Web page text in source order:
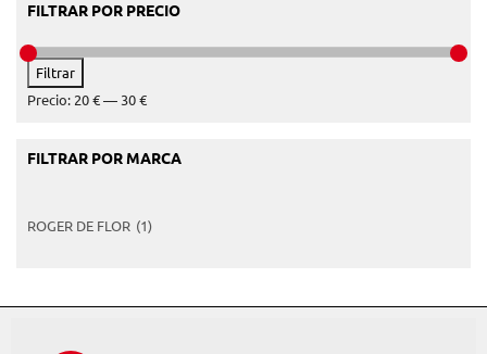
FILTRAR POR PRECIO
Precio
mínimo
Precio
máximo
Filtrar
Precio: 20 € — 30 €
FILTRAR POR MARCA
ROGER DE FLOR (1)